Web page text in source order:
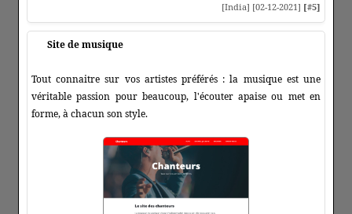
[India] [02-12-2021] [#5]
Site de musique
Tout connaitre sur vos artistes préférés : la musique est une
véritable passion pour beaucoup, l'écouter apaise ou met en
forme, à chacun son style.